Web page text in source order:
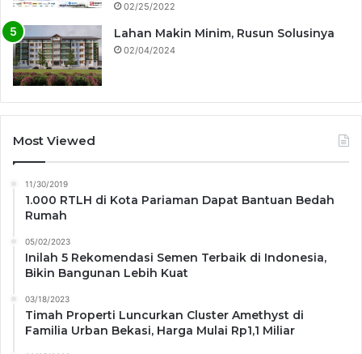
02/25/2022
Lahan Makin Minim, Rusun Solusinya
02/04/2024
Most Viewed
11/30/2019
1.000 RTLH di Kota Pariaman Dapat Bantuan Bedah
Rumah
05/02/2023
Inilah 5 Rekomendasi Semen Terbaik di Indonesia,
Bikin Bangunan Lebih Kuat
03/18/2023
Timah Properti Luncurkan Cluster Amethyst di
Familia Urban Bekasi, Harga Mulai Rp1,1 Miliar